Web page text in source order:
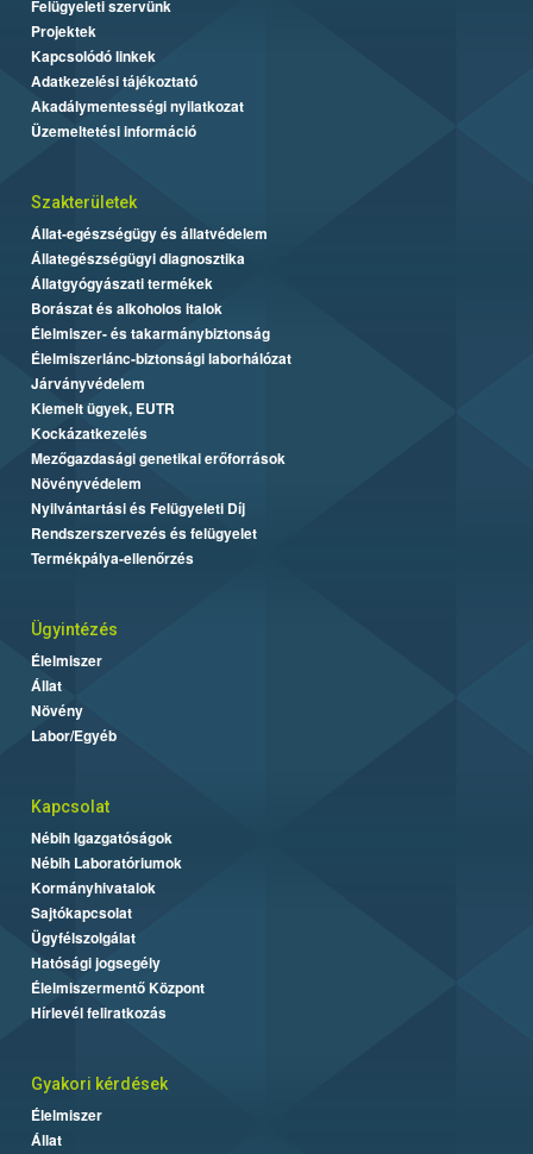
Felügyeleti szervünk
Projektek
Kapcsolódó linkek
Adatkezelési tájékoztató
Akadálymentességi nyilatkozat
Üzemeltetési információ
Szakterületek
Állat-egészségügy és állatvédelem
Állategészségügyi diagnosztika
Állatgyógyászati termékek
Borászat és alkoholos italok
Élelmiszer- és takarmánybiztonság
Élelmiszerlánc-biztonsági laborhálózat
Járványvédelem
Kiemelt ügyek, EUTR
Kockázatkezelés
Mezőgazdasági genetikai erőforrások
Növényvédelem
Nyilvántartási és Felügyeleti Díj
Rendszerszervezés és felügyelet
Termékpálya-ellenőrzés
Ügyintézés
Élelmiszer
Állat
Növény
Labor/Egyéb
Kapcsolat
Nébih Igazgatóságok
Nébih Laboratóriumok
Kormányhivatalok
Sajtókapcsolat
Ügyfélszolgálat
Hatósági jogsegély
Élelmiszermentő Központ
Hírlevél feliratkozás
Gyakori kérdések
Élelmiszer
Állat